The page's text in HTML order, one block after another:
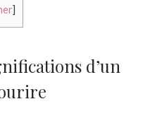
]
d’un